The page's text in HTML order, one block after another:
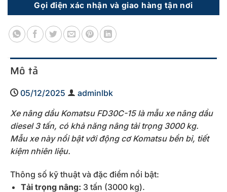
Gọi điện xác nhận và giao hàng tận nơi
Mô tả
05/12/2025
adminlbk
Xe nâng dầu Komatsu FD30C-15 là mẫu xe nâng dầu
diesel 3 tấn, có khả năng nâng tải trọng 3000 kg.
Mẫu xe này nổi bật với động cơ Komatsu bền bỉ, tiết
kiệm nhiên liệu.
Thông số kỹ thuật và đặc điểm nổi bật:
Tải trọng nâng: 3 tấn (3000 kg).